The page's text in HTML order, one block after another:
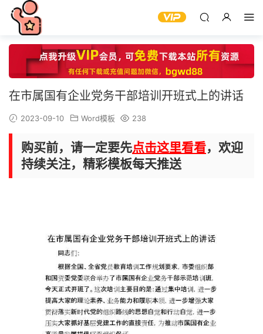
在市属国有企业党务干部培训开班式上的讲话
2023-09-10 Word模板 238
购买前，请一定要先点击这里看看，欢迎
持续关注，精彩模板每天推送